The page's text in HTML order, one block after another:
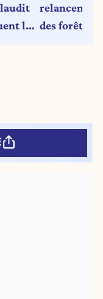
la
relancent la
des forêts